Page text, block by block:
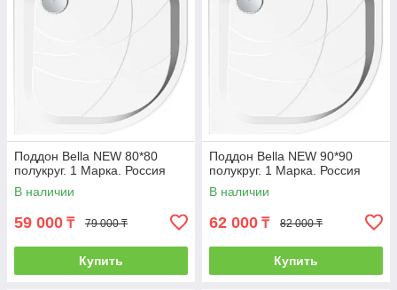
Поддон Bella NEW 80*80
полукруг. 1 Марка. Россия
В наличии
59 000 ₸ 79 000 ₸
Купить
Поддон Bella NEW 90*90
полукруг. 1 Марка. Россия
В наличии
62 000 ₸ 82 000 ₸
Купить